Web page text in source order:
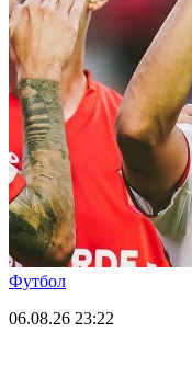
Футбол
06.08.26 23:22